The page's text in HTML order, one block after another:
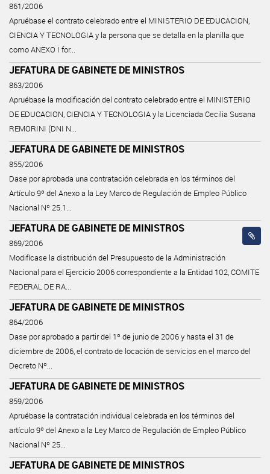
861/2006
Apruébase el contrato celebrado entre el MINISTERIO DE EDUCACION,
CIENCIA Y TECNOLOGIA y la persona que se detalla en la planilla que
como ANEXO I for...
JEFATURA DE GABINETE DE MINISTROS
863/2006
Apruébase la modificación del contrato celebrado entre el MINISTERIO
DE EDUCACION, CIENCIA Y TECNOLOGIA y la Licenciada Cecilia Susana
REMORINI (DNI N...
JEFATURA DE GABINETE DE MINISTROS
855/2006
Dase por aprobada una contratación celebrada en los términos del
Artículo 9º del Anexo a la Ley Marco de Regulación de Empleo Público
Nacional Nº 25.1...
JEFATURA DE GABINETE DE MINISTROS
869/2006
Modifícase la distribución del Presupuesto de la Administración
Nacional para el Ejercicio 2006 correspondiente a la Entidad 102, COMITE
FEDERAL DE RA...
JEFATURA DE GABINETE DE MINISTROS
864/2006
Dase por aprobado a partir del 1º de junio de 2006 y hasta el 31 de
diciembre de 2006, el contrato de locación de servicios en el marco del
Decreto Nº...
JEFATURA DE GABINETE DE MINISTROS
859/2006
Apruébase la contratación individual celebrada en los términos del
artículo 9º del Anexo a la Ley Marco de Regulación de Empleo Público
Nacional Nº 25...
JEFATURA DE GABINETE DE MINISTROS